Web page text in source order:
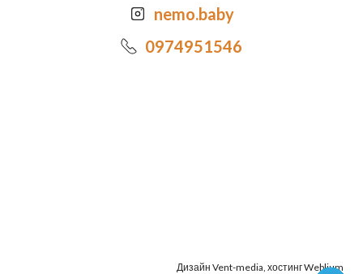
nemo.baby
0974951546
Дизайн Vent-media , хостингWeblium